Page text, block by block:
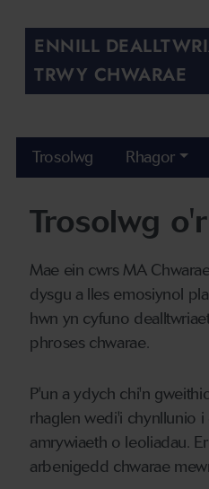
ENNILL
TRWY CHWARAE
Trosolwg Rhagor
Trosolwg
Mae ein cwrs MA
dysgu a lles emosiynol
hwn yn cyfuno
phroses chwarae.
P'un a ydych chi'n
rhaglen wedi'i chynllunio
amrywiaeth o leoliadau.
arbenigedd chwarae